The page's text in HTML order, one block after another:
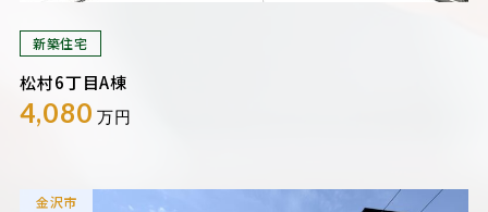
新築住宅
松村6丁目A棟
4,080 万円
金沢市